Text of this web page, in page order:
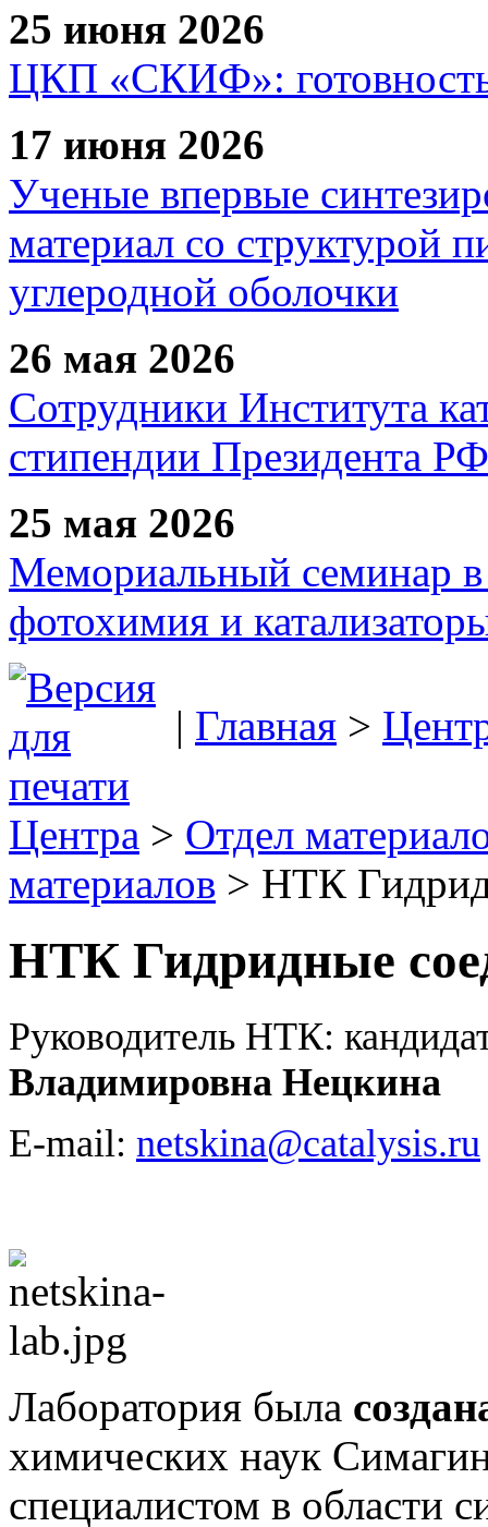
25 июня 2026
ЦКП «СКИФ»: готовность
17 июня 2026
Ученые впервые
материал со структурой
углеродной оболочки
26 мая 2026
Сотрудники Института
стипендии Президента РФ
25 мая 2026
Мемориальный семинар в
фотохимия и
| Главная >
Центра > Отдел
материалов > НТК
НТК Гидридные
Руководитель НТК:
Владимировна Нецкина
E-mail: netskina@catalysis.ru
Лаборатория была
химических наук
специалистом в области